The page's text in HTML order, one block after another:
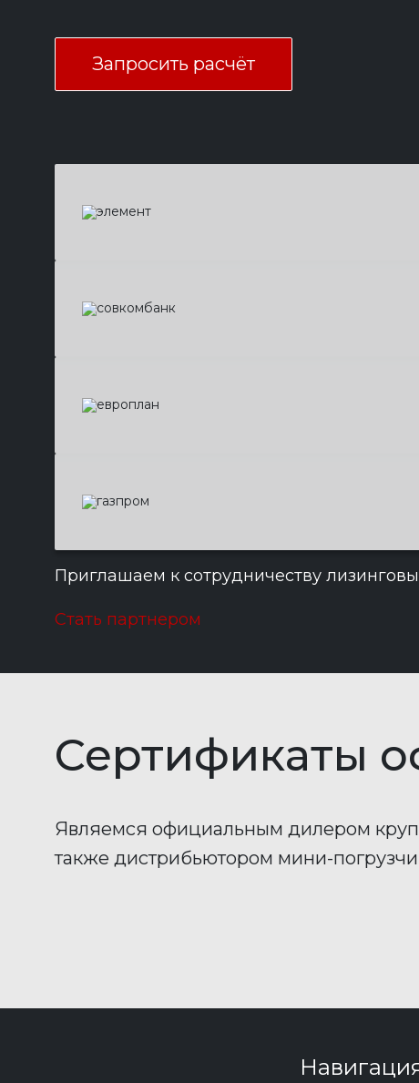
Запросить расчёт
Приглашаем к сотрудничеству
Стать партнером
Сертификаты
Являемся официальным дилером
также дистрибьютором мини-